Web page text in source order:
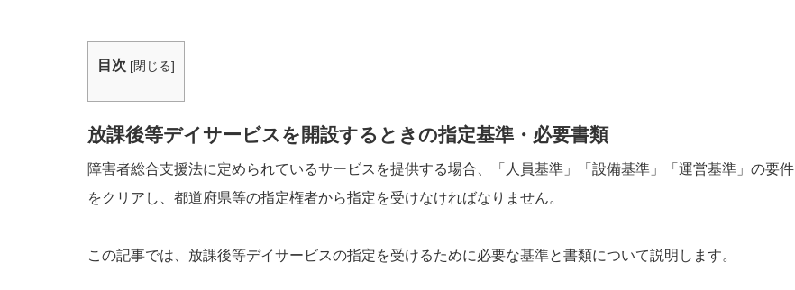
目次 [閉じる]
放課後等デイサービスを開設するときの指定基準・必要書類
障害者総合支援法に定められているサービスを提供する場合、「人員基準」「設備基準」「運営基準」の要件
をクリアし、都道府県等の指定権者から指定を受けなければなりません。
この記事では、放課後等デイサービスの指定を受けるために必要な基準と書類について説明します。